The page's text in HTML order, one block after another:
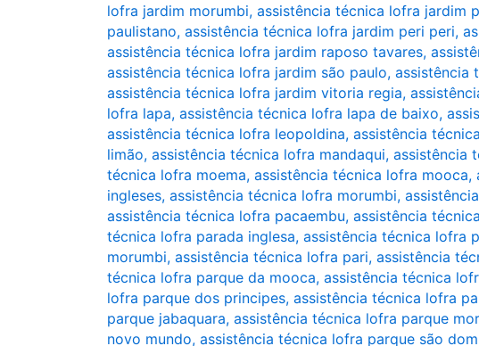
lofra jardim morumbi, assistência técnica lofra jardim
paulistano, assistência técnica lofra jardim peri peri,
assistência técnica lofra jardim raposo tavares,
assistência técnica lofra jardim são paulo, assistência
assistência técnica lofra jardim vitoria regia,
lofra lapa, assistência técnica lofra lapa de baixo,
assistência técnica lofra leopoldina, assistência
limão, assistência técnica lofra mandaqui, assistência
técnica lofra moema, assistência técnica lofra mooca,
ingleses, assistência técnica lofra morumbi,
assistência técnica lofra pacaembu, assistência
técnica lofra parada inglesa, assistência técnica lofra
morumbi, assistência técnica lofra pari, assistência
técnica lofra parque da mooca, assistência técnica
lofra parque dos principes, assistência técnica lofra
parque jabaquara, assistência técnica lofra parque
novo mundo, assistência técnica lofra parque são